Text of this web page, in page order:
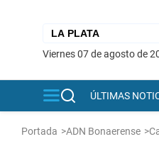
viernes 07 de agosto de
ÚLTIMAS
Portada >ADN Bonaerense >